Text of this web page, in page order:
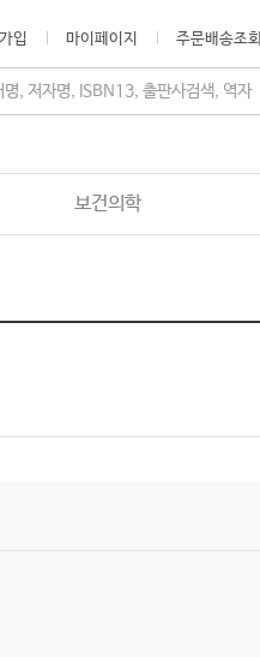
입 마이페이지 주문배송조회
보건의학